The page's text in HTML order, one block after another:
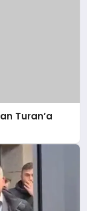
Turan’a